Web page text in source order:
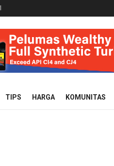
TIPS HARGA KOMUNITAS